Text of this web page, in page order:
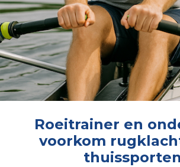
Roeitrainer en
voorkom
thuissporten